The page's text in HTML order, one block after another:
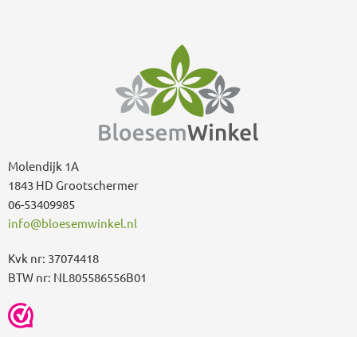
Molendijk 1A
1843 HD Grootschermer
06-53409985
info@bloesemwinkel.nl
Kvk nr: 37074418
BTW nr: NL805586556B01